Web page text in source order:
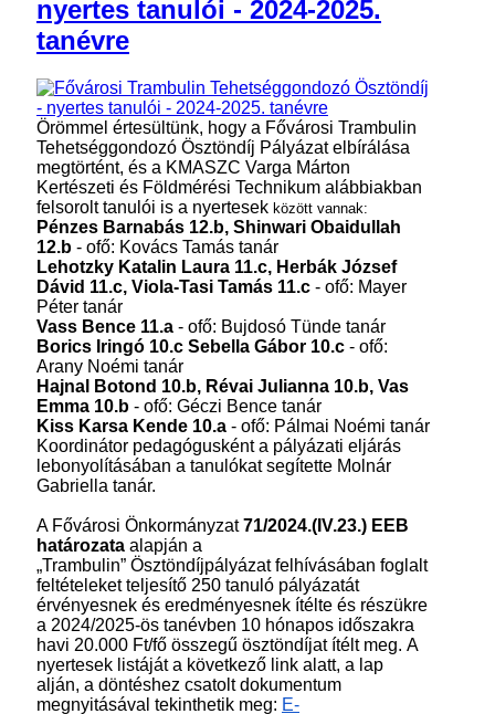
nyertes tanulói - 2024-2025.
tanévre
Örömmel értesültünk, hogy a Fővárosi Trambulin
Tehetséggondozó Ösztöndíj Pályázat elbírálása
megtörtént, és a KMASZC Varga Márton
Kertészeti és Földmérési Technikum alábbiakban
felsorolt tanulói is a nyertesek között vannak:
Pénzes Barnabás 12.b, Shinwari Obaidullah
12.b - ofő: Kovács Tamás tanár
Lehotzky Katalin Laura 11.c, Herbák József
Dávid 11.c, Viola-Tasi Tamás 11.c - ofő: Mayer
Péter tanár
Vass Bence 11.a - ofő: Bujdosó Tünde tanár
Borics Iringó 10.c Sebella Gábor 10.c - ofő:
Arany Noémi tanár
Hajnal Botond 10.b, Révai Julianna 10.b, Vas
Emma 10.b - ofő: Géczi Bence tanár
Kiss Karsa Kende 10.a - ofő: Pálmai Noémi tanár
Koordinátor pedagógusként a pályázati eljárás
lebonyolításában a tanulókat segítette Molnár
Gabriella tanár.
A Fővárosi Önkormányzat71/2024.(IV.23.) EEB
határozata alapján a
„Trambulin” Ösztöndíjpályázat felhívásában foglalt
feltételeket teljesítő 250 tanuló pályázatát
érvényesnek és eredményesnek ítélte és részükre
a 2024/2025-ös tanévben 10 hónapos időszakra
havi 20.000 Ft/fő összegű ösztöndíjat ítélt meg. A
nyertesek listáját a következő link alatt, a lap
alján, a döntéshez csatolt dokumentum
megnyitásával tekinthetik meg: E-